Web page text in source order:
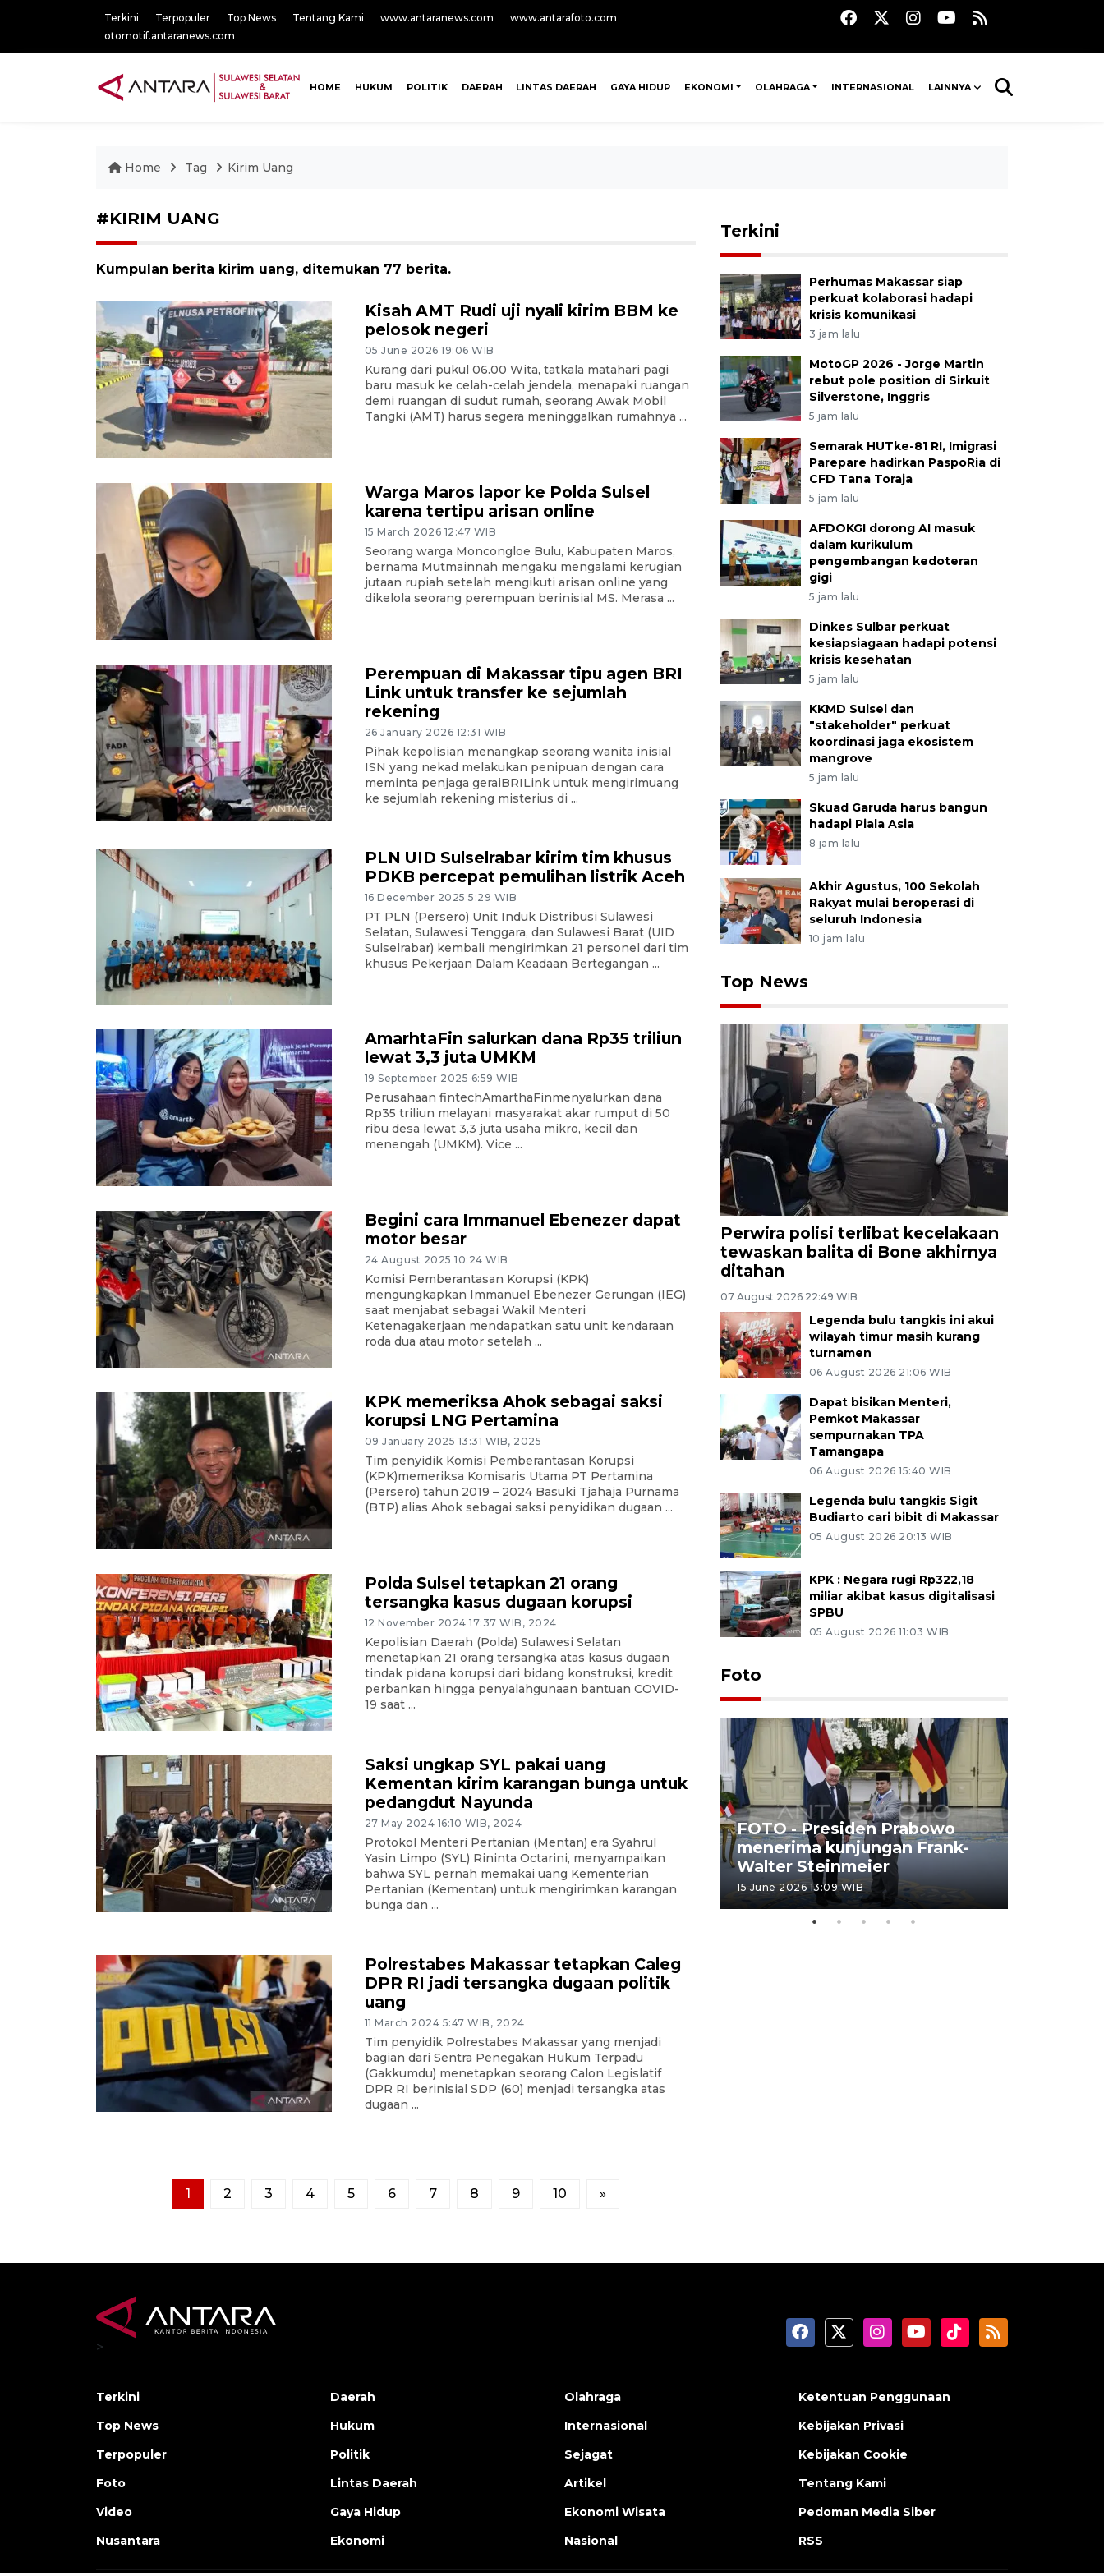
Terkini Terpopuler Top News Tentang Kami www.antaranews.com
www.antarafoto.com
otomotif.antaranews.com
HOME HUKUM POLITIK DAERAH LINTAS DAERAH GAYA HIDUP EKONOMI OLAHRAGA INTERNASIONAL LAINNYA
Home Tag Kirim Uang
#KIRIM UANG
Kumpulan berita kirim uang, ditemukan 77 berita.
Kisah AMT Rudi uji nyali kirim BBM ke
pelosok negeri
05 June 2026 19:06 WIB
Kurang dari pukul 06.00 Wita, tatkala matahari pagi
baru masuk ke celah-celah jendela, menapaki ruangan
demi ruangan di sudut rumah, seorang Awak Mobil
Tangki (AMT) harus segera meninggalkan rumahnya ...
Warga Maros lapor ke Polda Sulsel
karena tertipu arisan online
15 March 2026 12:47 WIB
Seorang warga Moncongloe Bulu, Kabupaten Maros,
bernama Mutmainnah mengaku mengalami kerugian
jutaan rupiah setelah mengikuti arisan online yang
dikelola seorang perempuan berinisial MS. Merasa ...
Perempuan di Makassar tipu agen BRI
Link untuk transfer ke sejumlah
rekening
26 January 2026 12:31 WIB
Pihak kepolisian menangkap seorang wanita inisial
ISN yang nekad melakukan penipuan dengan cara
meminta penjaga geraiBRILink untuk mengirimuang
ke sejumlah rekening misterius di ...
PLN UID Sulselrabar kirim tim khusus
PDKB percepat pemulihan listrik Aceh
16 December 2025 5:29 WIB
PT PLN (Persero) Unit Induk Distribusi Sulawesi
Selatan, Sulawesi Tenggara, dan Sulawesi Barat (UID
Sulselrabar) kembali mengirimkan 21 personel dari tim
khusus Pekerjaan Dalam Keadaan Bertegangan ...
AmarhtaFin salurkan dana Rp35 triliun
lewat 3,3 juta UMKM
19 September 2025 6:59 WIB
Perusahaan fintechAmarthaFinmenyalurkan dana
Rp35 triliun melayani masyarakat akar rumput di 50
ribu desa lewat 3,3 juta usaha mikro, kecil dan
menengah (UMKM). Vice ...
Begini cara Immanuel Ebenezer dapat
motor besar
24 August 2025 10:24 WIB
Komisi Pemberantasan Korupsi (KPK)
mengungkapkan Immanuel Ebenezer Gerungan (IEG)
saat menjabat sebagai Wakil Menteri
Ketenagakerjaan mendapatkan satu unit kendaraan
roda dua atau motor setelah ...
KPK memeriksa Ahok sebagai saksi
korupsi LNG Pertamina
09 January 2025 13:31 WIB, 2025
Tim penyidik Komisi Pemberantasan Korupsi
(KPK)memeriksa Komisaris Utama PT Pertamina
(Persero) tahun 2019 – 2024 Basuki Tjahaja Purnama
(BTP) alias Ahok sebagai saksi penyidikan dugaan ...
Polda Sulsel tetapkan 21 orang
tersangka kasus dugaan korupsi
12 November 2024 17:37 WIB, 2024
Kepolisian Daerah (Polda) Sulawesi Selatan
menetapkan 21 orang tersangka atas kasus dugaan
tindak pidana korupsi dari bidang konstruksi, kredit
perbankan hingga penyalahgunaan bantuan COVID-
19 saat ...
Saksi ungkap SYL pakai uang
Kementan kirim karangan bunga untuk
pedangdut Nayunda
27 May 2024 16:10 WIB, 2024
Protokol Menteri Pertanian (Mentan) era Syahrul
Yasin Limpo (SYL) Rininta Octarini, menyampaikan
bahwa SYL pernah memakai uang Kementerian
Pertanian (Kementan) untuk mengirimkan karangan
bunga dan ...
Polrestabes Makassar tetapkan Caleg
DPR RI jadi tersangka dugaan politik
uang
11 March 2024 5:47 WIB, 2024
Tim penyidik Polrestabes Makassar yang menjadi
bagian dari Sentra Penegakan Hukum Terpadu
(Gakkumdu) menetapkan seorang Calon Legislatif
DPR RI berinisial SDP (60) menjadi tersangka atas
dugaan ...
1 2 3 4 5 6 7 8 9 10 »
Terkini
Perhumas Makassar siap
perkuat kolaborasi hadapi
krisis komunikasi
3 jam lalu
MotoGP 2026 - Jorge Martin
rebut pole position di Sirkuit
Silverstone, Inggris
5 jam lalu
Semarak HUTke-81 RI, Imigrasi
Parepare hadirkan PaspoRia di
CFD Tana Toraja
5 jam lalu
AFDOKGI dorong AI masuk
dalam kurikulum
pengembangan kedoteran
gigi
5 jam lalu
Dinkes Sulbar perkuat
kesiapsiagaan hadapi potensi
krisis kesehatan
5 jam lalu
KKMD Sulsel dan
"stakeholder" perkuat
koordinasi jaga ekosistem
mangrove
5 jam lalu
Skuad Garuda harus bangun
hadapi Piala Asia
8 jam lalu
Akhir Agustus, 100 Sekolah
Rakyat mulai beroperasi di
seluruh Indonesia
10 jam lalu
Top News
Perwira polisi terlibat kecelakaan
tewaskan balita di Bone akhirnya
ditahan
07 August 2026 22:49 WIB
Legenda bulu tangkis ini akui
wilayah timur masih kurang
turnamen
06 August 2026 21:06 WIB
Dapat bisikan Menteri,
Pemkot Makassar
sempurnakan TPA
Tamangapa
06 August 2026 15:40 WIB
Legenda bulu tangkis Sigit
Budiarto cari bibit di Makassar
05 August 2026 20:13 WIB
KPK : Negara rugi Rp322,18
miliar akibat kasus digitalisasi
SPBU
05 August 2026 11:03 WIB
Foto
FOTO - Kirab memperingati
HUT ke-80 Raja Keraton
Yogyakarta
02 April 2026 12:51 WIB
FOTO - Presiden Prabowo
menerima kunjungan Frank-
Walter Steinmeier
15 June 2026 13:09 WIB
>
Terkini
Top News
Terpopuler
Foto
Video
Nusantara
Daerah
Hukum
Politik
Lintas Daerah
Gaya Hidup
Ekonomi
Olahraga
Internasional
Sejagat
Artikel
Ekonomi Wisata
Nasional
Ketentuan Penggunaan
Kebijakan Privasi
Kebijakan Cookie
Tentang Kami
Pedoman Media Siber
RSS